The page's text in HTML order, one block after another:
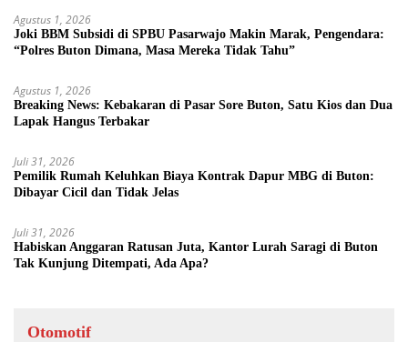
Agustus 1, 2026
Joki BBM Subsidi di SPBU Pasarwajo Makin Marak, Pengendara:
“Polres Buton Dimana, Masa Mereka Tidak Tahu”
Agustus 1, 2026
Breaking News: Kebakaran di Pasar Sore Buton, Satu Kios dan Dua
Lapak Hangus Terbakar
Juli 31, 2026
Pemilik Rumah Keluhkan Biaya Kontrak Dapur MBG di Buton:
Dibayar Cicil dan Tidak Jelas
Juli 31, 2026
Habiskan Anggaran Ratusan Juta, Kantor Lurah Saragi di Buton
Tak Kunjung Ditempati, Ada Apa?
Otomotif